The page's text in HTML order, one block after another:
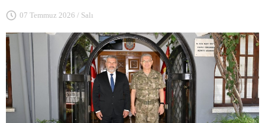
07 Temmuz 2026 / Salı